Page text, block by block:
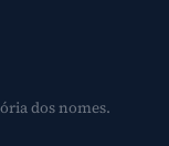
dos nomes.